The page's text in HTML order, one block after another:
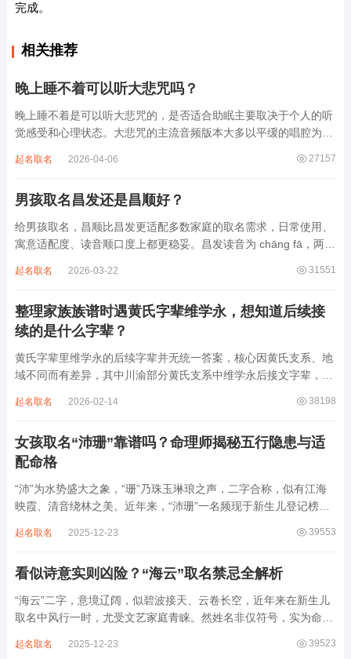
完成。
相关推荐
晚上睡不着可以听大悲咒吗？
晚上睡不着是可以听大悲咒的，是否适合助眠主要取决于个人的听
觉感受和心理状态。大悲咒的主流音频版本大多以平缓的唱腔为
急促的鼓点，这类音频本身具备静心的基础特质。睡前思绪繁杂、
27157
起名取名 2026-04-06
男孩取名昌发还是昌顺好？
给男孩取名，昌顺比昌发更适配多数家庭的取名需求，日常使用、
寓意适配度、读音顺口度上都更稳妥。昌发读音为 chāng fā，两个
离叫名字时辨识度不高。昌字本义为兴盛、繁茂，发字核心指向发
31551
起名取名 2026-03-22
整理家族族谱时遇黄氏字辈维学永，想知道后续接
续的是什么字辈？
黄氏字辈里维学永的后续字辈并无统一答案，核心因黄氏支系、地
域不同而有差异，其中川渝部分黄氏支系中维学永后接文字辈，完
某支系的续修字辈，在安岳、岳池一带的黄氏族谱里能明确查到，
38198
起名取名 2026-02-14
女孩取名“沛珊”靠谱吗？命理师揭秘五行隐患与适
配命格
“沛”为水势盛大之象，“珊”乃珠玉琳琅之声，二字合称，似有江海
映霞、清音绕林之美。近年来，“沛珊”一名频现于新生儿登记榜
雅符号，实为命理五行流转之枢纽。一字之选，关乎气场平衡。沛
39553
起名取名 2025-12-23
看似诗意实则凶险？“海云”取名禁忌全解析
“海云”二字，意境辽阔，似碧波接天、云卷长空，近年来在新生儿
取名中风行一时，尤受文艺家庭青睐。然姓名非仅符号，实为命局
滔天，木浮无根，阴气过重，易致意志不坚、事业漂泊、健康受
39523
起名取名 2025-12-23